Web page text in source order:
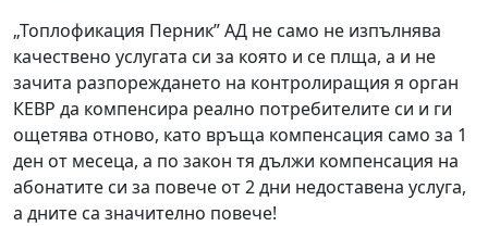
„Топлофикация Перник” АД не само не изпълнява
качествено услугата си за която и се плща, а и не
зачита разпореждането на контролиращия я орган
КЕВР да компенсира реално потребителите си и ги
ощетява отново, като връща компенсация само за 1
ден от месеца, а по закон тя дължи компенсация на
абонатите си за повече от 2 дни недоставена услуга,
а дните са значително повече!